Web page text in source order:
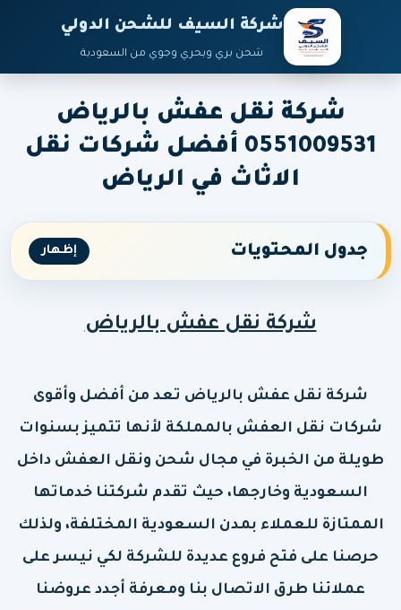
شركة السيف للشحن الدولي
شحن بري وبحري وجوي من السعودية
شركة نقل عفش بالرياض
0551009531 أفضل شركات نقل
الاثاث في الرياض
جدول المحتويات إظهار
شركة نقل عفش بالرياض
شركة نقل عفش بالرياض تعد من أفضل وأقوى
شركات نقل العفش بالمملكة لأنها تتميز بسنوات
طويلة من الخبرة في مجال شحن ونقل العفش داخل
السعودية وخارجها، حيث تقدم شركتنا خدماتها
الممتازة للعملاء بمدن السعودية المختلفة، ولذلك
حرصنا على فتح فروع عديدة للشركة لكي نيسر على
عملائنا طرق الاتصال بنا ومعرفة أجدد عروضنا